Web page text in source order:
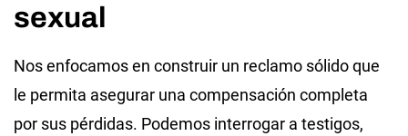
sexual
Nos enfocamos en construir un reclamo sólido que
le permita asegurar una compensación completa
por sus pérdidas. Podemos interrogar a testigos,